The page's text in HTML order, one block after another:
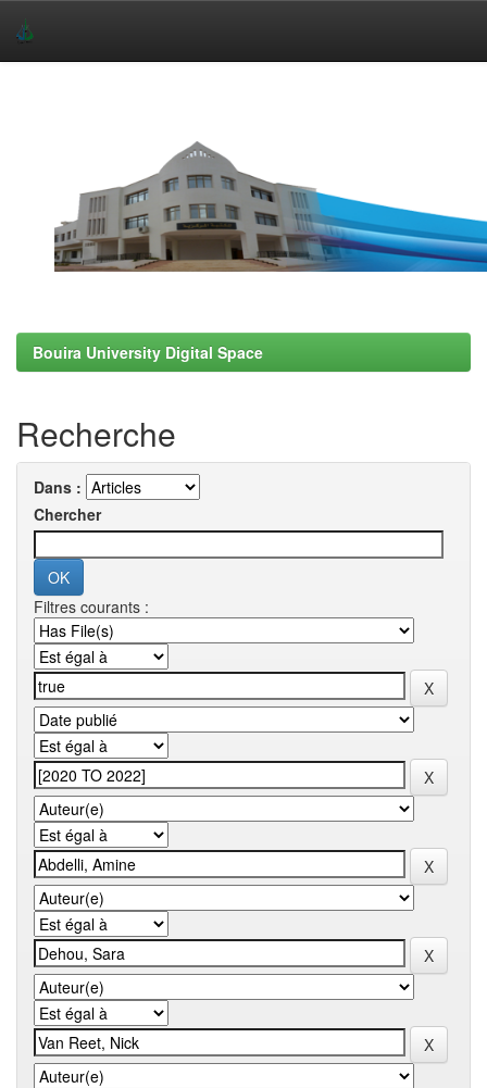
Bouira University Digital Space
Recherche
Dans :
Chercher
Filtres courants :